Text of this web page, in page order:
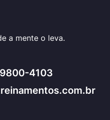
a mente o leva.
4103